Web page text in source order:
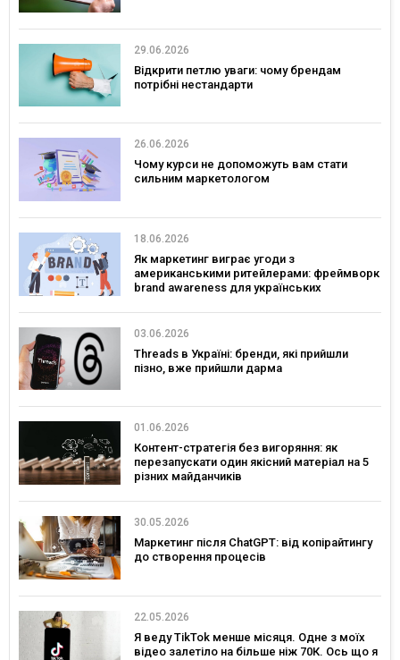
29.06.2026
Відкрити петлю уваги: чому брендам
потрібні нестандарти
26.06.2026
Чому курси не допоможуть вам стати
сильним маркетологом
18.06.2026
Як маркетинг виграє угоди з
американськими ритейлерами: фреймворк
brand awareness для українських
03.06.2026
Threads в Україні: бренди, які прийшли
пізно, вже прийшли дарма
01.06.2026
Контент-стратегія без вигоряння: як
перезапускати один якісний матеріал на 5
різних майданчиків
30.05.2026
Маркетинг після ChatGPT: від копірайтингу
до створення процесів
22.05.2026
Я веду TikTok менше місяця. Одне з моїх
відео залетіло на більше ніж 70К. Ось що я